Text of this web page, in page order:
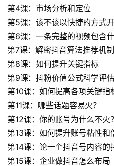
首
页
行
业
快
讯
开
眼
案
例
第4课：市场分析和定位
第5课：该不该以快捷的方式
第6课：一条完整的视频包含什
第7课：解密抖音算法推荐机制
第8课：如何提升关键指标
第9课：抖粉价值公式科学评
第10课：如何提高各项关键指
第11课：哪些话题容易火？
第12课：你的账号为什么不火？
第13课：如何提升账号粘性和
第14课：论一个抖音号内容的
第15课：企业做抖音怎么布局